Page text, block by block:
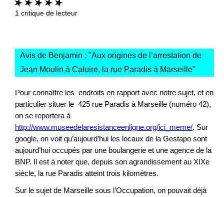
1 critique de lecteur
Avis de Benjamin : "Aux origines de l’arrestation de
Jean Moulin à Caluire, la rue Paradis à Marseille"
Pour connaître les endroits en rapport avec notre sujet, et en
particulier situer le 425 rue Paradis à Marseille (numéro 42),
on se reportera à
http://www.museedelaresistanceenligne.org/ici_meme/. Sur
google, on voit qu’aujourd’hui les locaux de la Gestapo sont
aujourd’hui occupés par une boulangerie et une agence de la
BNP. Il est à noter que, depuis son agrandissement au XIXe
siècle, la rue Paradis atteint trois kilomètres.
Sur le sujet de Marseille sous l’Occupation, on pouvait déjà